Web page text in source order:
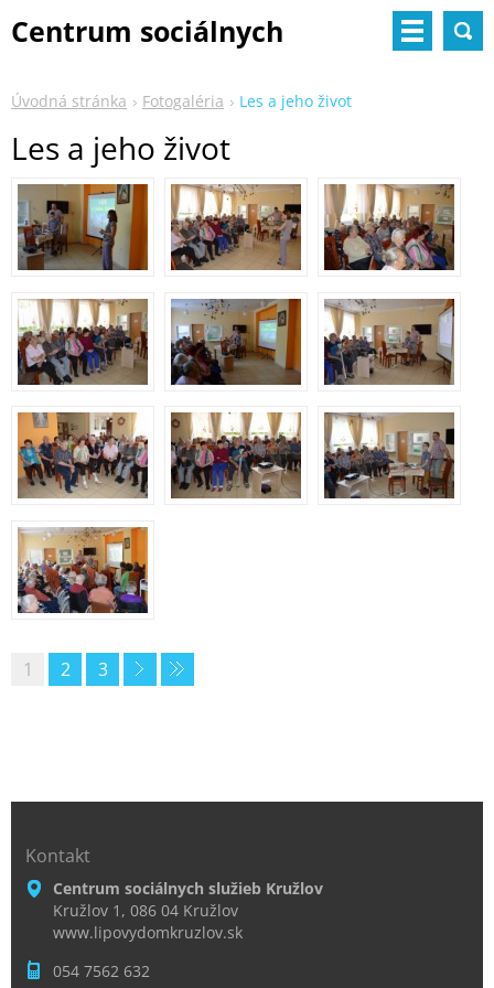
Centrum sociálnych
Úvodná stránka Fotogaléria Les a jeho život
Les a jeho život
1 2 3
Kontakt
Centrum sociálnych služieb Kružlov
Kružlov 1, 086 04 Kružlov
www.lipovydomkruzlov.sk
054 7562 632